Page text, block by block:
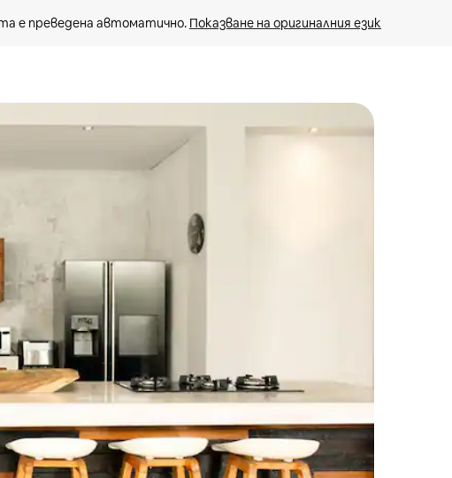
е преведена автоматично. Показване на оригиналния език
стрелки нагоре и надолу или навигирайте с докосване или плъзгане.